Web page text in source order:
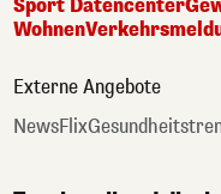
Sport Datencenter
Wohnen
Externe Angebote
NewsFlix